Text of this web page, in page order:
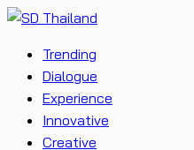
Trending
Dialogue
Experience
Innovative
Creative